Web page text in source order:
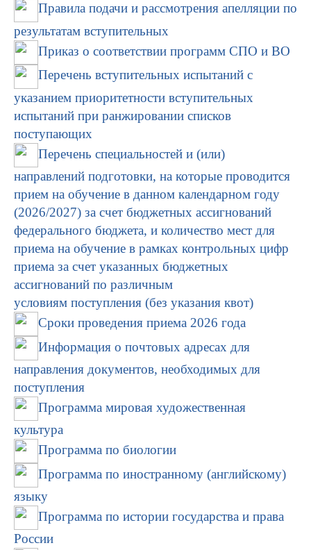
Правила подачи и рассмотрения апелляции по
результатам вступительных
Приказ о соответствии программ СПО и ВО
Перечень вступительных испытаний с
указанием приоритетности вступительных
испытаний при ранжировании списков
поступающих
Перечень специальностей и (или)
направлений подготовки, на которые проводится
прием на обучение в данном календарном году
(2026/2027) за счет бюджетных ассигнований
федерального бюджета, и количество мест для
приема на обучение в рамках контрольных цифр
приема за счет указанных бюджетных
ассигнований по различным
условиям поступления (без указания квот)
Сроки проведения приема 2026 года
Информация о почтовых адресах для
направления документов, необходимых для
поступления
Программа мировая художественная
культура
Программа по биологии
Программа по иностранному (английскому)
языку
Программа по истории государства и права
России